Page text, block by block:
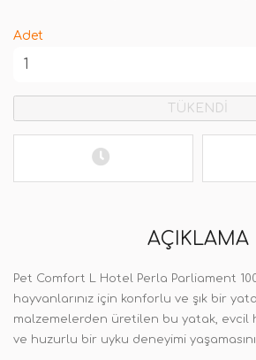
Adet
TÜKENDİ
AÇIKLAMA
Pet Comfort L Hotel Perla Parliament
hayvanlarınız için konforlu ve şık bir
malzemelerden üretilen bu yatak, evcil
ve huzurlu bir uyku deneyimi